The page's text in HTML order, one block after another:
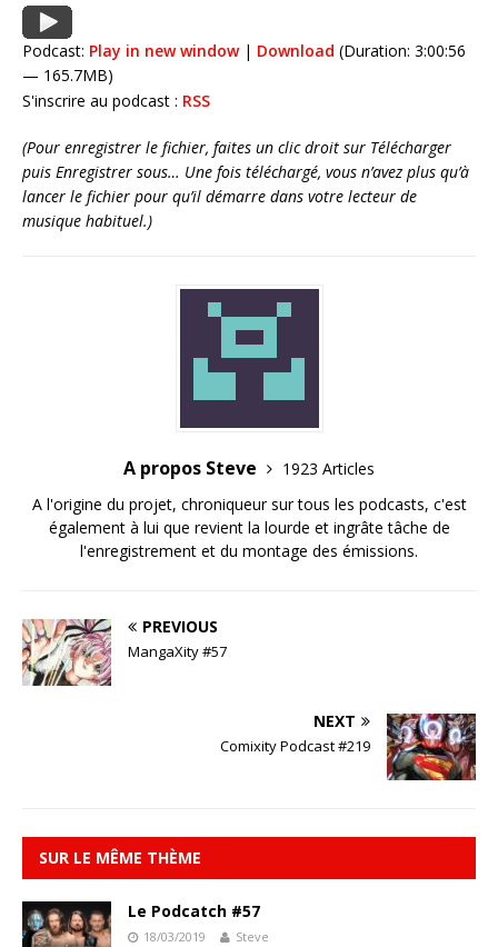
Podcast: Play in new window| Download (Duration: 3:00:56
— 165.7MB)
S'inscrire au podcast : RSS
(Pour enregistrer le fichier, faites un clic droit sur Télécharger
puis Enregistrer sous… Une fois téléchargé, vous n’avez plus qu’à
lancer le fichier pour qu’il démarre dans votre lecteur de
musique habituel.)
A propos Steve
1923 Articles
A l'origine du projet, chroniqueur sur tous les podcasts, c'est
également à lui que revient la lourde et ingrâte tâche de
l'enregistrement et du montage des émissions.
PREVIOUS
MangaXity #57
NEXT
Comixity Podcast #219
SUR LE MÊME THÈME
Le Podcatch #57
18/03/2019 Steve